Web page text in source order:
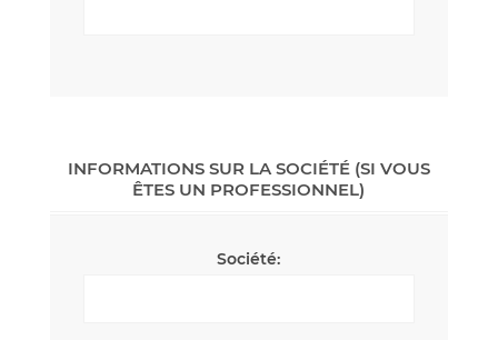
INFORMATIONS SUR LA SOCIÉTÉ (SI VOUS
ÊTES UN PROFESSIONNEL)
Société: